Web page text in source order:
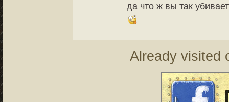
да что ж вы так
Already visited